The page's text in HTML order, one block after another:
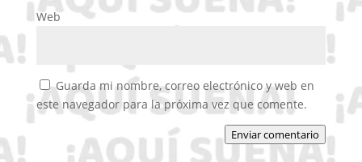
Web
Guarda mi nombre, correo electrónico y web en
este navegador para la próxima vez que comente.
Enviar comentario